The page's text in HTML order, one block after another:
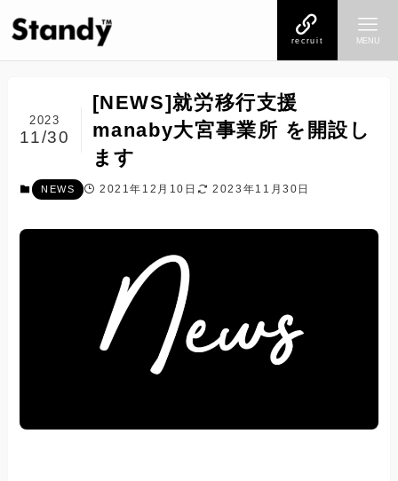
recruit MENU
[NEWS]就労移行支援
manaby大宮事業所 を開設し
ます
2023
11/30
NEWS 2021年12月10日 2023年11月30日